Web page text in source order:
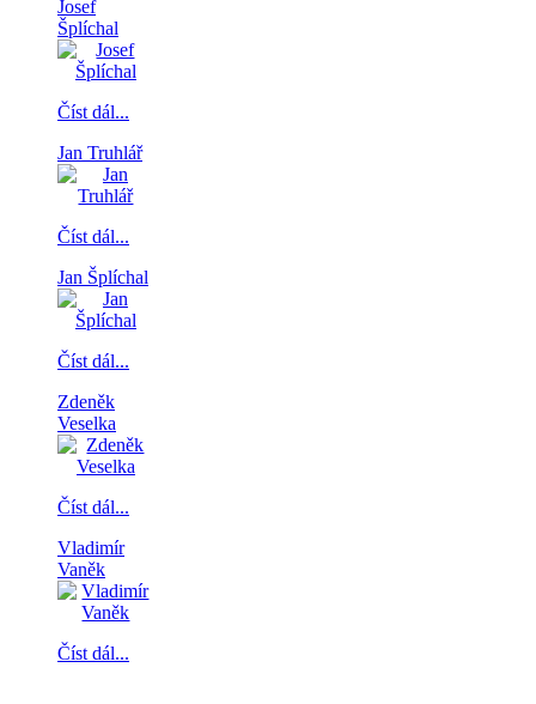
Josef
Šplíchal
Číst dál...
Jan Truhlář
Číst dál...
Jan Šplíchal
Číst dál...
Zdeněk
Veselka
Číst dál...
Vladimír
Vaněk
Číst dál...